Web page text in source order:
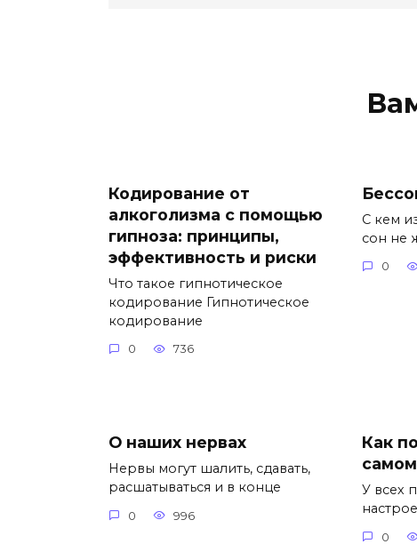
Кодирование от
алкоголизма с помощью
гипноза: принципы,
эффективность и риски
Что такое гипнотическое
кодирование Гипнотическое
кодирование
0 736
С кем
сон не
0
О наших нервах
Нервы могут шалить, сдавать,
расшатываться и в конце
0 996
Как
У всех
0